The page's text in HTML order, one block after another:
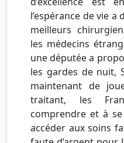
l’espérance de vie a
meilleurs
les médecins
une députée a
les gardes de nuit,
maintenant de
traitant, les
comprendre et à
accéder aux soins